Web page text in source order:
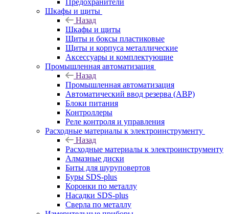
Предохранители
Шкафы и щиты
Назад
Шкафы и щиты
Щиты и боксы пластиковые
Щиты и корпуса металлические
Аксессуары и комплектующие
Промышленная автоматизация
Назад
Промышленная автоматизация
Автоматический ввод резерва (АВР)
Блоки питания
Контроллеры
Реле контроля и управления
Расходные материалы к электроинструменту
Назад
Расходные материалы к электроинструменту
Алмазные диски
Биты для шуруповертов
Буры SDS-plus
Коронки по металлу
Насадки SDS-plus
Сверла по металлу